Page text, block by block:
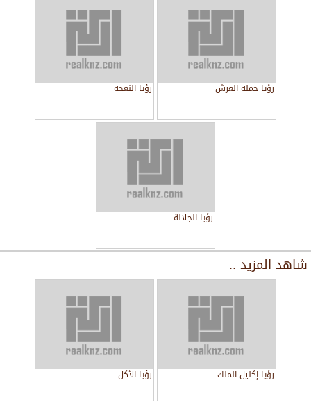
رؤيا حملة العرش رؤيا النعجة
رؤيا الجلالة
شاهد المزيد ..
رؤيا إكليل الملك رؤيا الأكل